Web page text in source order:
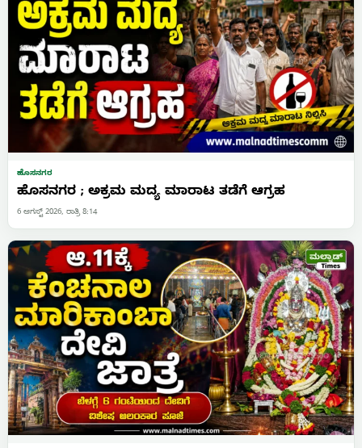
ಹೊಸನಗರ
ಹೊಸನಗರ ; ಅಕ್ರಮ ಮದ್ಯ ಮಾರಾಟ ತಡೆಗೆ ಆಗ್ರಹ
6 ಆಗಸ್ಟ್ 2026, ರಾತ್ರಿ 8:14